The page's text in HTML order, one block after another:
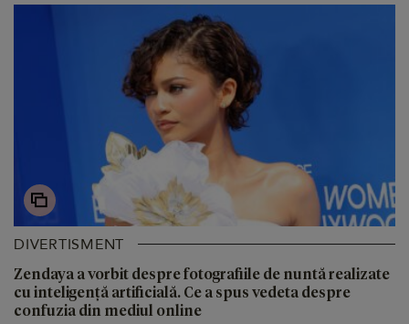
DIVERTISMENT
Zendaya a vorbit despre fotografiile de nuntă realizate
cu inteligență artificială. Ce a spus vedeta despre
confuzia din mediul online